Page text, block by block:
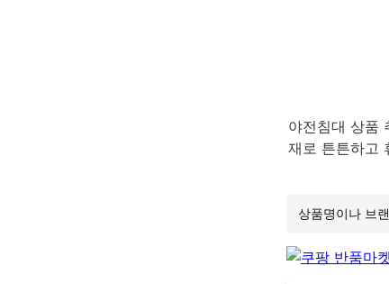
야전침대 상품
재로 튼튼하고